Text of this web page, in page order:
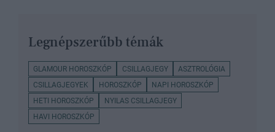
Legnépszerűbb témák
GLAMOUR HOROSZKÓP CSILLAGJEGY
ASZTROLÓGIA
CSILLAGJEGYEK
HOROSZKÓP
NAPI HOROSZKÓP
HETI HOROSZKÓP
NYILAS CSILLAGJEGY
HAVI HOROSZKÓP